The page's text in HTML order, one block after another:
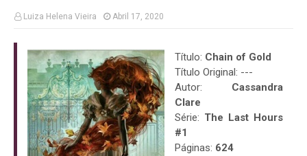
Luiza Helena Vieira Abril 17, 2020
Título: Chain of Gold
Título Original: ---
Autor: Cassandra
Clare
Série: The Last Hours
#1
Páginas: 624